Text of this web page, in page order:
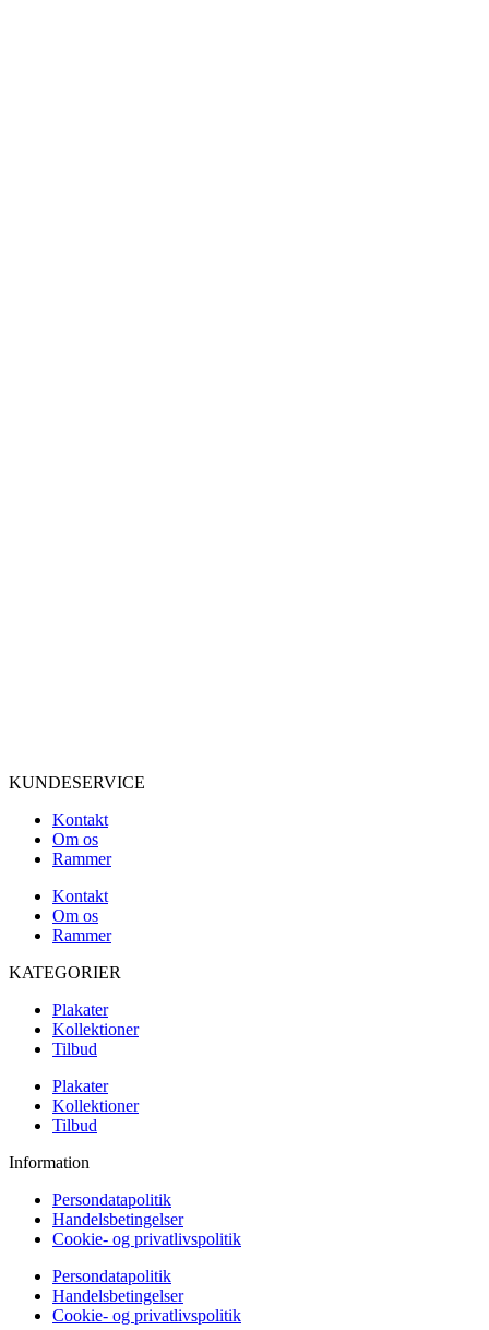
KUNDESERVICE
Kontakt
Om os
Rammer
Kontakt
Om os
Rammer
KATEGORIER
Plakater
Kollektioner
Tilbud
Plakater
Kollektioner
Tilbud
Information
Persondatapolitik
Handelsbetingelser
Cookie- og privatlivspolitik
Persondatapolitik
Handelsbetingelser
Cookie- og privatlivspolitik